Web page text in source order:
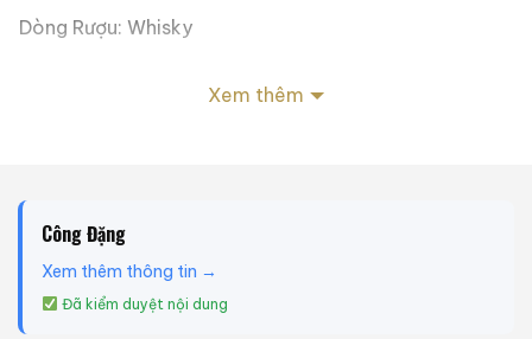
Dòng Rượu: Whisky
Dung Tích: 500ml
Tình Trạng Tem Nhãn: Tốt
Xem thêm
Công Đặng
Xem thêm thông tin →
Đã kiểm duyệt nội dung